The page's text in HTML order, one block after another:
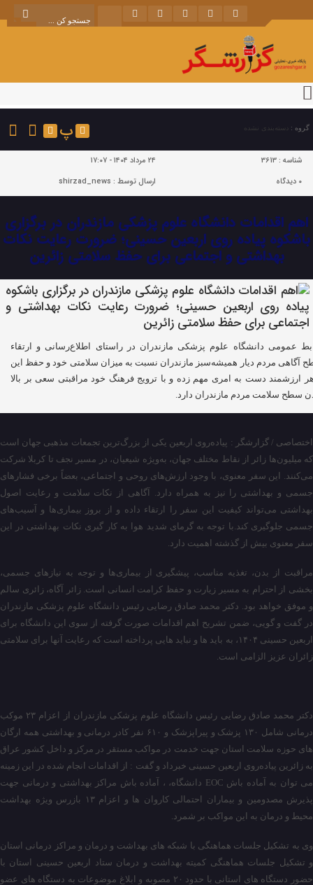
گروه : دسته‌بندی نشده پ
شناسه : 3613
۲۴ مرداد ۱۴۰۴ - ۱۷:۰۷
۰ دیدگاه ارسال توسط : shirzad_news
اهم اقدامات دانشگاه علوم پزشکی مازندران در برگزاری
باشکوه پیاده روی اربعین حسینی؛ ضرورت رعایت نکات
بهداشتی و اجتماعی برای حفظ سلامتی زائرین
عمومی دانشگاه علوم پزشکی مازندران در راستای اطلاع‌رسانی و ارتقاء
آگاهی مردم دیار همیشه‌سبز مازندران نسبت به میزان سلامتی خود و حفظ این
ارزشمند دست به امری مهم زده و با ترویج فرهنگ خود مراقبتی سعی بر بالا
سطح سلامت مردم مازندران دارد.
اختصاصی / گزارشگر : پیاده‌روی اربعین یکی از بزرگ‌ترین تجمعات مذهبی جهان است
که میلیون‌ها زائر از نقاط مختلف جهان، به‌ویژه شیعیان، در مسیر نجف تا کربلا شرکت
می‌کنند. این سفر معنوی، با وجود ارزش‌های روحی و اجتماعی، بعضاً برخی فشارهای
جسمی و بهداشتی را نیز به همراه دارد. آگاهی از نکات سلامت و رعایت اصول
بهداشتی می‌تواند کیفیت این سفر را ارتقاء داده و از بروز بیماری‌ها و آسیب‌های
جسمی جلوگیری کند.با توجه به گرمای شدید هوا به کار گیری نکات بهداشتی در این
سفر معنوی بیش از گذشته اهمیت دارد.
مراقبت از بدن، تغذیه مناسب، پیشگیری از بیماری‌ها و توجه به نیازهای جسمی،
بخشی از احترام به مسیر زیارت و حفظ کرامت انسانی است. زائر آگاه، زائری سالم
و موفق خواهد بود. دکتر محمد صادق رضایی رئیس دانشگاه علوم پزشکی مازندران
در گفت و گویی، ضمن تشریح اهم اقدامات صورت گرفته از سوی این دانشگاه برای
اربعین حسینی ۱۴۰۴، به باید ها و نباید هایی پرداخته است که رعایت آنها برای سلامتی
زائران عزیز الزامی است.
دکتر محمد صادق رضایی رئیس دانشگاه علوم پزشکی مازندران از اعزام ۲۳ موکب
درمانی شامل ۱۳۰ پزشک و پیراپزشک و ۶۱۰ نفر کادر درمانی و بهداشتی همه ارگان
های حوزه سلامت استان جهت خدمت در مواکب مستقر در مرکز و داخل کشور عراق
به زائرین پیاده‌روی اربعین حسینی خبرداد و گفت : از اقدامات انجام شده در این زمینه
می توان به آماده باش EOC دانشگاه، ، آماده باش مراکز بهداشتی و درمانی جهت
پذیرش مصدومین و بیماران احتمالی کاروان ها و اعزام ۱۳ بازرس ویژه بهداشت
محیط و درمان به این مواکب بر شمرد.
وی به تشکیل جلسات هماهنگی با شبکه های بهداشت و درمان و مراکز درمانی استان
و تشکیل جلسات هماهنگی کمیته بهداشت و درمان ستاد اربعین حسینی استان با
حضور دستگاه های استانی با حدود ۲۰ مصوبه و ابلاغ موضوعات به دستگاه های عضو